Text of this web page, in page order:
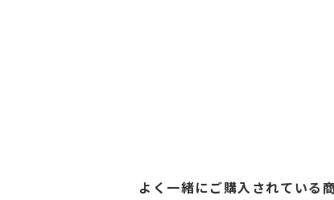
よく一緒にご購入されている